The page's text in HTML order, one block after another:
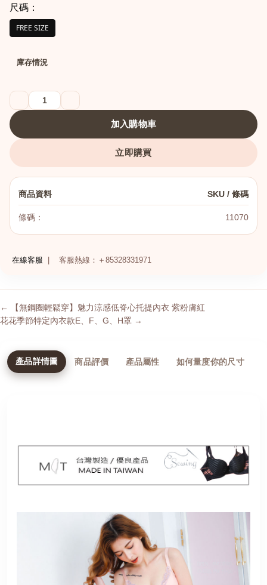
尺碼：
FREE SIZE
庫存情況
加入購物車
立即購買
商品資料 SKU / 條碼
條碼： 11070
在線客服 客服熱線：＋85328331971
← 【無鋼圈輕鬆穿】魅力涼感低脊心托提內衣 紫粉膚紅
花花季節特定內衣款E、F、G、H罩 →
產品詳情圖 商品評價 產品屬性 如何量度你的尺寸